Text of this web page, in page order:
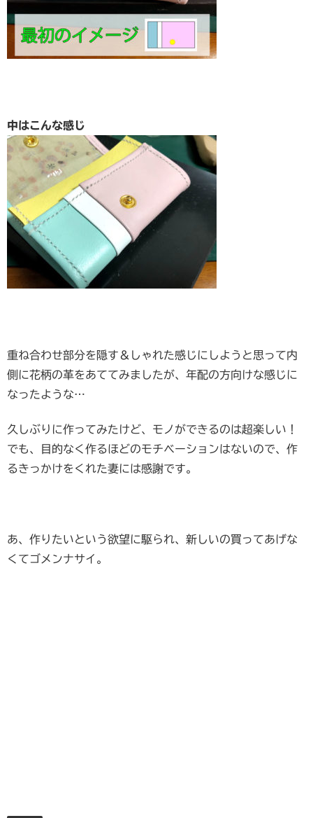
中はこんな感じ
重ね合わせ部分を隠す＆しゃれた感じにしようと思って内
側に花柄の革をあててみましたが、年配の方向けな感じに
なったような…
久しぶりに作ってみたけど、モノができるのは超楽しい！
でも、目的なく作るほどのモチベーションはないので、作
るきっかけをくれた妻には感謝です。
あ、作りたいという欲望に駆られ、新しいの買ってあげな
くてゴメンナサイ。